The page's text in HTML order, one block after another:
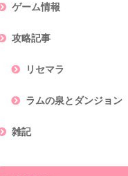
ゲーム情報
攻略記事
リセマラ
ラムの泉とダンジョン
雑記